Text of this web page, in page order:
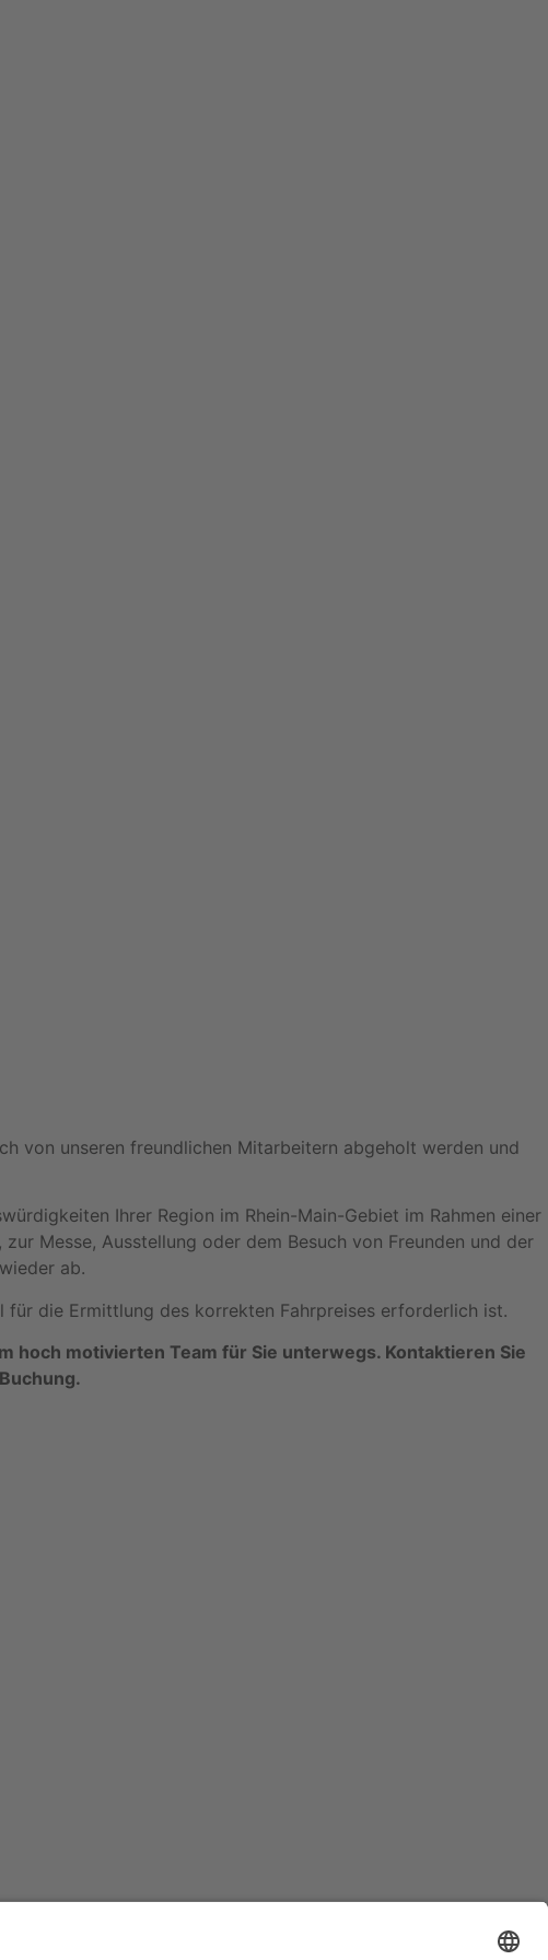
von unseren freundlichen Mitarbeitern abgeholt werden und
Ihrer Region im Rhein-Main-Gebiet im Rahmen einer
Messe, Ausstellung oder dem Besuch von Freunden und der
ab.
die Ermittlung des korrekten Fahrpreises erforderlich ist.
hoch motivierten Team für Sie unterwegs. Kontaktieren Sie